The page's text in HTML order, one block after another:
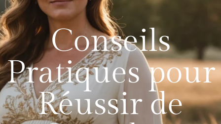
Conseils
Pratiques pour
Réussir de